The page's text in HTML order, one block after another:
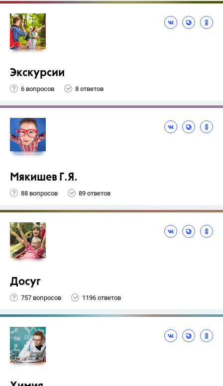
Экскурсии
6 вопросов 8 ответов
Мякишев Г.Я.
88 вопросов 89 ответов
Досуг
757 вопросов 1196 ответов